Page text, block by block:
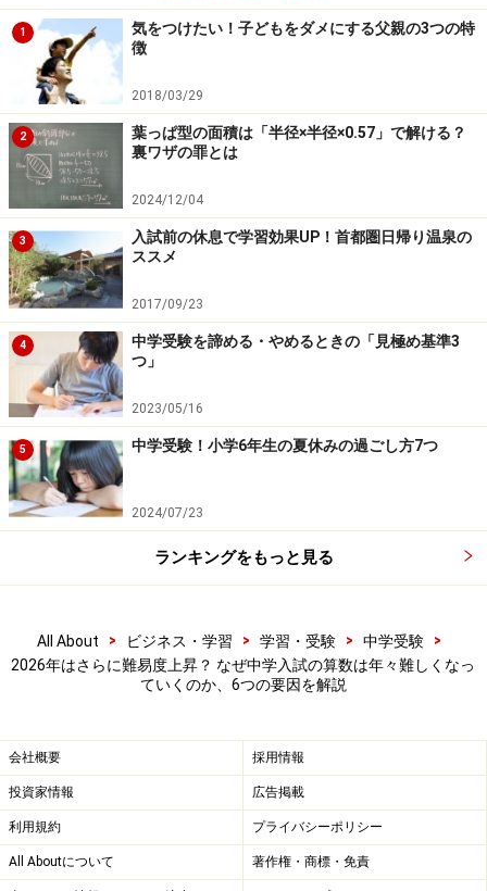
たと言っていいと思います。
四谷大塚の合不合判定テストの現在の偏差値表は、1枚
目が「1月前半～2/1午前」、2枚目が「2/1午後、2/2午
前、2/2午後」、3枚目が「2/3、2/4以降」の3枚組みで
すが、それまで2枚組みだった偏差値表が3枚組みに変更
になったのは、2022年度受験用の9月の偏差値表からで
す。つまり、2022年度受験から午後入試が増加し、2枚
に収まらなくなったことを顕著に表す象徴的な事例で
す。
なお、コロナ禍でのオンライン授業対応などが保護者に
評価され、公立校より私立校を選ぶトレンドは高まって
はいたものの、埼玉・千葉・神奈川在住の受験生は通学
距離の短い県内私立中学校を選ぶ傾向が強かったのがコ
ロナ禍の入試です。
要因3：英語加点入試の増加
した。それを受けて、中学入試で英語加点方式を採用す
る中学校が増えています。
に加えて、国語と算数と英検資格による判定を追加しま
した。英検のCSEスコアにより、英検準1級以上
（CSE2304以上）で100点、英検2級（CSE1980～
2303）で90点、英検準2級（CSE1980以上）で80点、英
検準2級（CSE1728～1979）で70点、英検3級
1
気をつけたい！子どもをダメにする父親の3つの特
徴
2018/03/29
2
葉っぱ型の面積は「半径×半径×0.57」で解ける？
裏ワザの罪とは
2024/12/04
3
入試前の休息で学習効果UP！首都圏日帰り温泉の
ススメ
2017/09/23
4
中学受験を諦める・やめるときの「見極め基準3
つ」
2023/05/16
5 中学受験！小学6年生の夏休みの過ごし方7つ
2024/07/23
ランキングをもっと見る
All About > ビジネス・学習 > 学習・受験 > 中学受験
>
2026年はさらに難易度上昇？ なぜ中学入試の算数は年々難しくなっ
ていくのか、6つの要因を解説
会社概要 採用情報
投資家情報 広告掲載
利用規約 プライバシーポリシー
All Aboutについて 著作権・商標・免責